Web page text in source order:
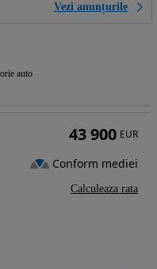
Vezi anunțurile
auto
43 900 EUR
Conform mediei
Calculeaza rata